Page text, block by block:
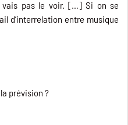
vais pas le voir. […] Si on se
d’interrelation entre musique
prévision ?